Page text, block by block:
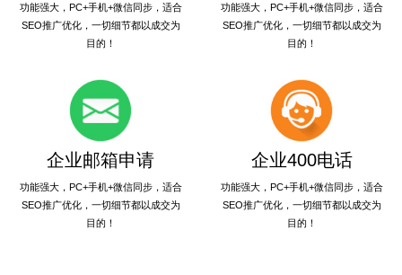
功能强大，PC+手机+微信同步，适合
SEO推广优化，一切细节都以成交为
目的！
功能强大，PC+手机+微信同步，适合
SEO推广优化，一切细节都以成交为
目的！
企业邮箱申请
功能强大，PC+手机+微信同步，适合
SEO推广优化，一切细节都以成交为
目的！
企业400电话
功能强大，PC+手机+微信同步，适合
SEO推广优化，一切细节都以成交为
目的！